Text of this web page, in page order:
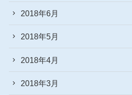
2018年6月
2018年5月
2018年4月
2018年3月